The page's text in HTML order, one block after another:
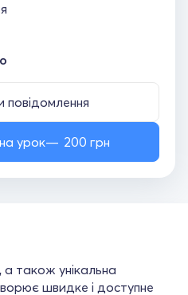
повідомлення
урок 200 грн
а також унікальна
швидке і доступне